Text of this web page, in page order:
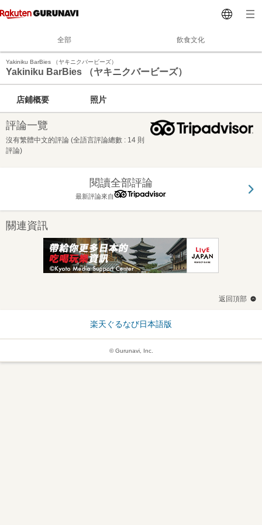
全部 飲食文化
Yakiniku BarBies （ヤキニクバービーズ）
Yakiniku BarBies （ヤキニクバービーズ）
店鋪概要 照片
評論一覽
沒有繁體中文的評論 (全語言評論總數 : 14 則
評論)
閱讀全部評論
最新評論來自
關連資訊
返回頂部
楽天ぐるなび日本語版
© Gurunavi, Inc.